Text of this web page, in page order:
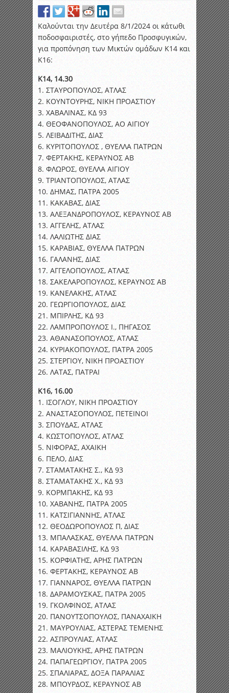
Καλούνται την Δευτέρα 8/1/2024 οι κάτωθι
ποδοσφαιριστές, στο γήπεδο Προσφυγικών,
για προπόνηση των Μικτών ομάδων Κ14 και
Κ16:
Κ14, 14.30
1. ΣΤΑΥΡΟΠΟΥΛΟΣ, ΑΤΛΑΣ
2. ΚΟΥΝΤΟΥΡΗΣ, ΝΙΚΗ ΠΡΟΑΣΤΙΟΥ
3. ΧΑΒΑΛΙΝΑΣ, ΚΔ 93
4. ΘΕΟΦΑΝΟΠΟΥΛΟΣ, ΑΟ ΑΙΓΙΟΥ
5. ΛΕΙΒΑΔΙΤΗΣ, ΔΙΑΣ
6. ΚΥΡΙΤΟΠΟΥΛΟΣ , ΘΥΕΛΛΑ ΠΑΤΡΩΝ
7. ΦΕΡΤΑΚΗΣ, ΚΕΡΑΥΝΟΣ ΑΒ
8. ΦΛΩΡΟΣ, ΘΥΕΛΛΑ ΑΙΓΙΟΥ
9. ΤΡΙΑΝΤΟΠΟΥΛΟΣ, ΑΤΛΑΣ
10. ΔΗΜΑΣ, ΠΑΤΡΑ 2005
11. ΚΑΚΑΒΑΣ, ΔΙΑΣ
13. ΑΛΕΞΑΝΔΡΟΠΟΥΛΟΣ, ΚΕΡΑΥΝΟΣ ΑΒ
13. ΑΓΓΕΛΗΣ, ΑΤΛΑΣ
14. ΛΑΛΙΩΤΗΣ ΔΙΑΣ
15. ΚΑΡΑΒΙΑΣ, ΘΥΕΛΛΑ ΠΑΤΡΩΝ
16. ΓΑΛΑΝΗΣ, ΔΙΑΣ
17. ΑΓΓΕΛΟΠΟΥΛΟΣ, ΑΤΛΑΣ
18. ΣΑΚΕΛΑΡΟΠΟΥΛΟΣ, ΚΕΡΑΥΝΟΣ ΑΒ
19. ΚΑΝΕΛΑΚΗΣ, ΑΤΛΑΣ
20. ΓΕΩΡΓΙΟΠΟΥΛΟΣ, ΔΙΑΣ
21. ΜΠΙΡΛΗΣ, ΚΔ 93
22. ΛΑΜΠΡΟΠΟΥΛΟΣ Ι., ΠΗΓΑΣΟΣ
23. ΑΘΑΝΑΣΟΠΟΥΛΟΣ, ΑΤΛΑΣ
24. ΚΥΡΙΑΚΟΠΟΥΛΟΣ, ΠΑΤΡΑ 2005
25. ΣΤΕΡΓΙΟΥ, ΝΙΚΗ ΠΡΟΑΣΤΙΟΥ
26. ΛΑΤΑΣ, ΠΑΤΡΑΙ
Κ16, 16.00
1. ΙΣΟΓΛΟΥ, ΝΙΚΗ ΠΡΟΑΣΤΙΟΥ
2. ΑΝΑΣΤΑΣΟΠΟΥΛΟΣ, ΠΕΤΕΙΝΟΙ
3. ΣΠΟΥΔΑΣ, ΑΤΛΑΣ
4. ΚΩΣΤΟΠΟΥΛΟΣ, ΑΤΛΑΣ
5. ΝΙΦΟΡΑΣ, ΑΧΑΙΚΗ
6. ΠΕΛΟ, ΔΙΑΣ
7. ΣΤΑΜΑΤΑΚΗΣ Σ., ΚΔ 93
8. ΣΤΑΜΑΤΑΚΗΣ Χ., ΚΔ 93
9. ΚΟΡΜΠΑΚΗΣ, ΚΔ 93
10. ΧΑΒΑΝΗΣ, ΠΑΤΡΑ 2005
11. ΚΑΤΣΙΓΙΑΝΝΗΣ, ΑΤΛΑΣ
12. ΘΕΟΔΩΡΟΠΟΥΛΟΣ Π, ΔΙΑΣ
13. ΜΠΑΛΑΣΚΑΣ, ΘΥΕΛΛΑ ΠΑΤΡΩΝ
14. ΚΑΡΑΒΑΣΙΛΗΣ, ΚΔ 93
15. ΚΟΡΦΙΑΤΗΣ, ΑΡΗΣ ΠΑΤΡΩΝ
16. ΦΕΡΤΑΚΗΣ, ΚΕΡΑΥΝΟΣ ΑΒ
17. ΓΙΑΝΝΑΡΟΣ, ΘΥΕΛΛΑ ΠΑΤΡΩΝ
18. ΔΑΡΑΜΟΥΣΚΑΣ, ΠΑΤΡΑ 2005
19. ΓΚΟΛΦΙΝΟΣ, ΑΤΛΑΣ
20. ΠΑΝΟΥΤΣΟΠΟΥΛΟΣ, ΠΑΝΑΧΑΙΚΗ
21. ΜΑΥΡΟΥΛΙΑΣ, ΑΣΤΕΡΑΣ ΤΕΜΕΝΗΣ
22. ΑΣΠΡΟΥΛΙΑΣ, ΑΤΛΑΣ
23. ΜΑΛΙΟΥΚΗΣ, ΑΡΗΣ ΠΑΤΡΩΝ
24. ΠΑΠΑΓΕΩΡΓΙΟΥ, ΠΑΤΡΑ 2005
25. ΣΠΑΛΙΑΡΑΣ, ΔΟΞΑ ΠΑΡΑΛΙΑΣ
28. ΜΠΟΥΡΔΟΣ, ΚΕΡΑΥΝΟΣ ΑΒ